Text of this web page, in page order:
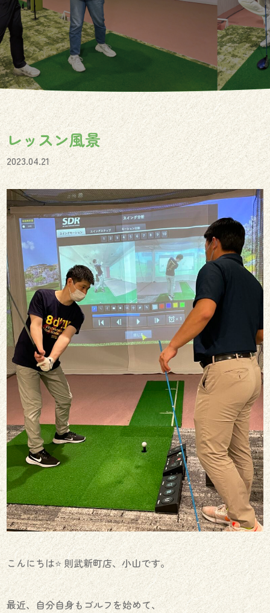
レッスン風景
2023.04.21
こんにちは⭐️ 則武新町店、小山です。
最近、自分自身もゴルフを始めて、